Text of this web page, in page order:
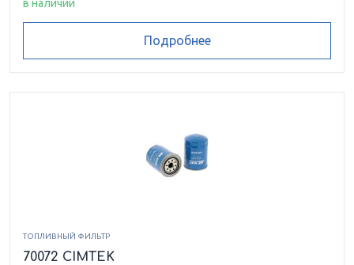
в наличии
Подробнее
ТОПЛИВНЫЙ ФИЛЬТР
70072 CIMTEK